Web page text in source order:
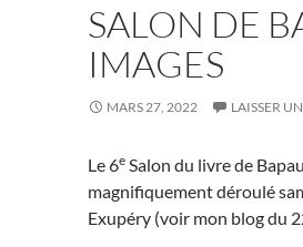
SALON DE
IMAGES
MARS 27, 2022 LAISSER
Le 6e Salon du livre de
magnifiquement déroulé
Exupéry (voir mon blog du